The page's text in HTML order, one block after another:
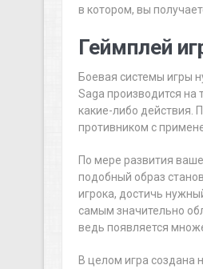
в котором, вы
Геймплей
Боевая системы игры
Saga производится на
какие-либо действия.
противником с
По мере развития
подобный образ
игрока, достичь
самым значительно
ведь появляется
В целом игра создана